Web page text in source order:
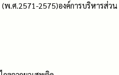
ศ.2571-2575)องค์การบริหารส่วน